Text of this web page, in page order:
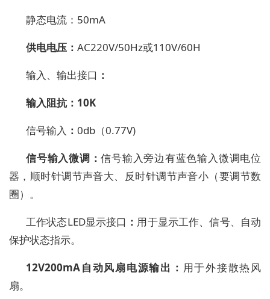
静态电流 ： 50mA
供电电压 ： AC220V/50Hz或110V/60H
输入、 输出接口 ：
输入阻抗： 10K
信号输入 ： 0db （0.77V)
信号输入微调 ：信号输入旁边有蓝色输入微调电位
器 ， 顺时针调节声音大、 反时针调节声音小（要调节数
圈）。
工作状态LED显示接口 ： 用于显示工作、信号、自动
保护状态指示。
12V200mA自动风扇电源输出 ： 用于外接散热风
扇。